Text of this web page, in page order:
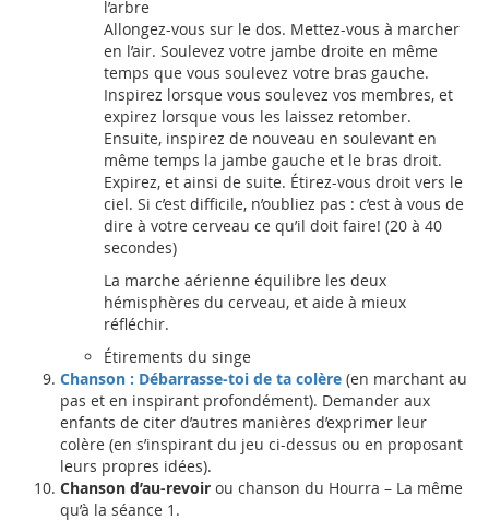
l’arbre
Allongez-vous sur le dos. Mettez-vous à marcher
en l’air. Soulevez votre jambe droite en même
temps que vous soulevez votre bras gauche.
Inspirez lorsque vous soulevez vos membres, et
expirez lorsque vous les laissez retomber.
Ensuite, inspirez de nouveau en soulevant en
même temps la jambe gauche et le bras droit.
Expirez, et ainsi de suite. Étirez-vous droit vers le
ciel. Si c’est difficile, n’oubliez pas : c’est à vous de
dire à votre cerveau ce qu’il doit faire! (20 à 40
secondes)
La marche aérienne équilibre les deux
hémisphères du cerveau, et aide à mieux
réfléchir.
Étirements du singe
Chanson : Débarrasse-toi de ta colère (en marchant au
pas et en inspirant profondément). Demander aux
enfants de citer d’autres manières d’exprimer leur
colère (en s’inspirant du jeu ci-dessus ou en proposant
leurs propres idées).
Chanson d’au-revoir ou chanson du Hourra – La même
qu’à la séance 1.